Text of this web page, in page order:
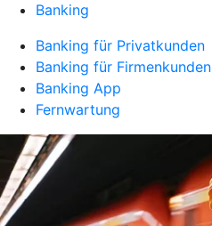
Banking
Banking für Privatkunden
Banking für Firmenkunden
Banking App
Fernwartung